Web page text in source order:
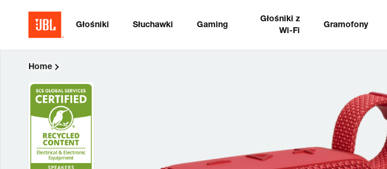
Głośniki Słuchawki Gaming
Głośniki z
Wi-Fi
Gramofony
Home